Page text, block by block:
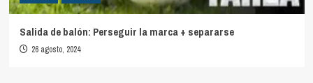
Salida de balón: Perseguir la marca + separarse
26 agosto, 2024